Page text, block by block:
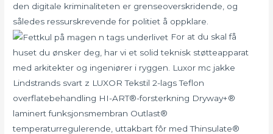
den digitale kriminaliteten er grenseoverskridende, og
således ressurskrevende for politiet å oppklare.
For at du skal få
huset du ønsker deg, har vi et solid teknisk støtteapparat
med arkitekter og ingeniører i ryggen. Luxor mc jakke
Lindstrands svart z LUXOR Tekstil 2-lags Teflon
overflatebehandling HI-ART®-forsterkning Dryway+®
laminert funksjonsmembran Outlast®
temperaturregulerende, uttakbart fôr med Thinsulate®